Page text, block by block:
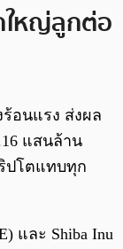
ใหญ่ลูกต่อ
อนแรง ส่งผล
แสนล้าน
ปโตแทบทุก
และ Shiba Inu